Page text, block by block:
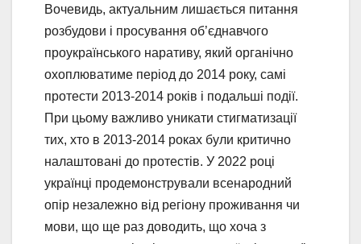
Вочевидь, актуальним лишається питання
розбудови і просування об’єднавчого
проукраїнського наративу, який органічно
охоплюватиме період до 2014 року, самі
протести 2013-2014 років і подальші події.
При цьому важливо уникати стигматизації
тих, хто в 2013-2014 роках були критично
налаштовані до протестів. У 2022 році
українці продемонстрували всенародний
опір незалежно від регіону проживання чи
мови, що ще раз доводить, що хоча з